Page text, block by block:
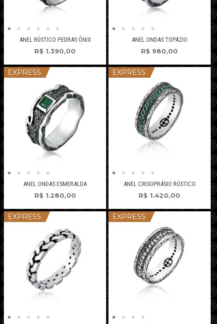
ANEL RÚSTICO PEDRAS ÔNIX
R$ 1.390,00
ANEL ONDAS TOPÁZIO
R$ 980,00
EXPRESS
ANEL ONDAS ESMERALDA
R$ 1.280,00
EXPRESS
ANEL CRISOPRÁSIO RÚSTICO
R$ 1.420,00
EXPRESS EXPRESS